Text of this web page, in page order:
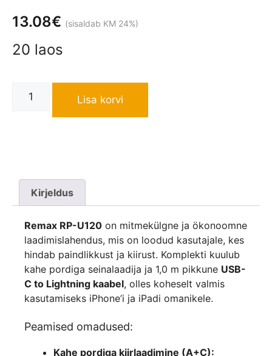
13.08€ (sisaldab KM 24%)
20 laos
Lisa korvi
Kirjeldus
Remax RP-U120 on mitmekülgne ja ökonoomne
laadimislahendus, mis on loodud kasutajale, kes
hindab paindlikkust ja kiirust. Komplekti kuulub
kahe pordiga seinalaadija ja 1,0 m pikkune USB-
C to Lightning kaabel, olles koheselt valmis
kasutamiseks iPhone’i ja iPadi omanikele.
Peamised omadused:
Kahe pordiga kiirlaadimine (A+C):